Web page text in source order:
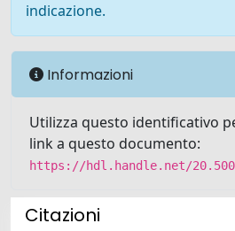
indicazione.
Informazioni
Utilizza questo identificativo
link a questo documento:
https://hdl.handle.net/
Citazioni